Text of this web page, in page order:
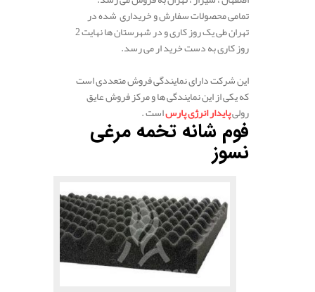
تمامی محصولات سفارش و خریداری شده در
تهران طی یک روز کاری و در شهرستان ها نهایت 2
روز کاری به دست خرید ار می رسد.
این شرکت دارای نمایندگی فروش متعددی است
که یکی از این نمایندگی ها و مرکز فروش عایق
رولیپایدار انرژی پارساست .
فوم شانه تخمه مرغی
نسوز